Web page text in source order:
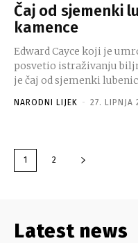
Čaj od sjemenki
kamence
Edward Cayce koji je
posvetio istraživanju
je čaj od sjemenki
NARODNI LIJEK - 27. LIPNJA
1 2
Latest news